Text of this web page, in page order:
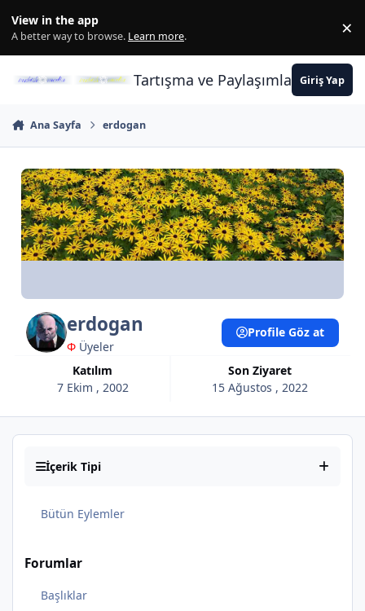
View in the app
A better way to browse. Learn more. ×
Tartışma ve PaylaşımlarınGiriş Yap
Ana Sayfa erdogan
erdogan
Φ Üyeler
Katılım
7 Ekim , 2002
Son Ziyaret
15 Ağustos , 2022
Profile Göz at
İçerik Tipi
Bütün Eylemler
Forumlar
Başlıklar